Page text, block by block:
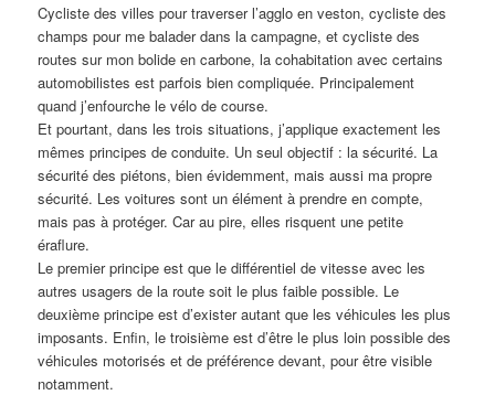
Cycliste des villes pour traverser l’agglo en veston, cycliste des
champs pour me balader dans la campagne, et cycliste des
routes sur mon bolide en carbone, la cohabitation avec certains
automobilistes est parfois bien compliquée. Principalement
quand j’enfourche le vélo de course.
Et pourtant, dans les trois situations, j’applique exactement les
mêmes principes de conduite. Un seul objectif : la sécurité. La
sécurité des piétons, bien évidemment, mais aussi ma propre
sécurité. Les voitures sont un élément à prendre en compte,
mais pas à protéger. Car au pire, elles risquent une petite
éraflure.
Le premier principe est que le différentiel de vitesse avec les
autres usagers de la route soit le plus faible possible. Le
deuxième principe est d’exister autant que les véhicules les plus
imposants. Enfin, le troisième est d’être le plus loin possible des
véhicules motorisés et de préférence devant, pour être visible
notamment.